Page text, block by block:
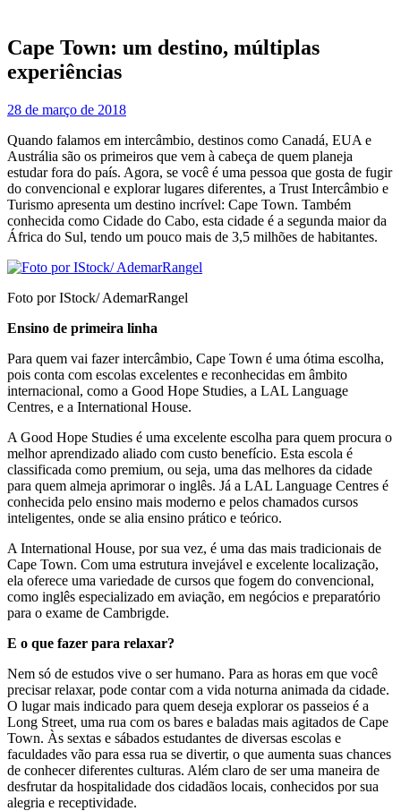
Cape Town: um destino, múltiplas
experiências
28 de março de 2018
Quando falamos em intercâmbio, destinos como Canadá, EUA e
Austrália são os primeiros que vem à cabeça de quem planeja
estudar fora do país. Agora, se você é uma pessoa que gosta de fugir
do convencional e explorar lugares diferentes, a Trust Intercâmbio e
Turismo apresenta um destino incrível: Cape Town. Também
conhecida como Cidade do Cabo, esta cidade é a segunda maior da
África do Sul, tendo um pouco mais de 3,5 milhões de habitantes.
Foto por IStock/ AdemarRangel
Ensino de primeira linha
Para quem vai fazer intercâmbio, Cape Town é uma ótima escolha,
pois conta com escolas excelentes e reconhecidas em âmbito
internacional, como a Good Hope Studies, a LAL Language
Centres, e a International House.
A Good Hope Studies é uma excelente escolha para quem procura o
melhor aprendizado aliado com custo benefício. Esta escola é
classificada como premium, ou seja, uma das melhores da cidade
para quem almeja aprimorar o inglês. Já a LAL Language Centres é
conhecida pelo ensino mais moderno e pelos chamados cursos
inteligentes, onde se alia ensino prático e teórico.
A International House, por sua vez, é uma das mais tradicionais de
Cape Town. Com uma estrutura invejável e excelente localização,
ela oferece uma variedade de cursos que fogem do convencional,
como inglês especializado em aviação, em negócios e preparatório
para o exame de Cambrigde.
E o que fazer para relaxar?
Nem só de estudos vive o ser humano. Para as horas em que você
precisar relaxar, pode contar com a vida noturna animada da cidade.
O lugar mais indicado para quem deseja explorar os passeios é a
Long Street, uma rua com os bares e baladas mais agitados de Cape
Town. Às sextas e sábados estudantes de diversas escolas e
faculdades vão para essa rua se divertir, o que aumenta suas chances
de conhecer diferentes culturas. Além claro de ser uma maneira de
desfrutar da hospitalidade dos cidadãos locais, conhecidos por sua
alegria e receptividade.